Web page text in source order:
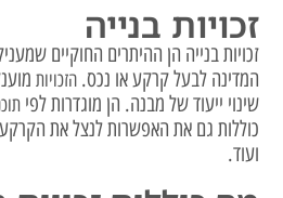
זכויות בנייה
זכויות בנייה הן ההיתרים החוקיים
המדינה לבעל קרקע או נכס.הזכויות
שינוי ייעוד של מבנה. הן מוגדרות לפי
כוללות גם את האפשרות לנצל את
ועוד.